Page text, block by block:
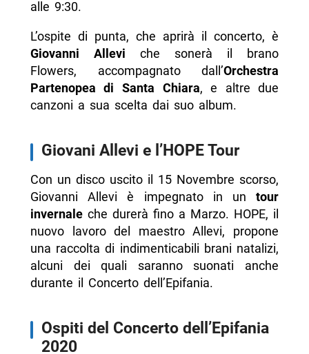
alle 9:30.
L’ospite di punta, che aprirà il concerto, è
Giovanni Allevi che sonerà il brano
Flowers, accompagnato dall’Orchestra
Partenopea di Santa Chiara, e altre due
canzoni a sua scelta dai suo album.
Giovani Allevi e l’HOPE Tour
Con un disco uscito il 15 Novembre scorso,
Giovanni Allevi è impegnato in untour
invernale che durerà fino a Marzo. HOPE, il
nuovo lavoro del maestro Allevi, propone
una raccolta di indimenticabili brani natalizi,
alcuni dei quali saranno suonati anche
durante il Concerto dell’Epifania.
Ospiti del Concerto dell’Epifania
2020